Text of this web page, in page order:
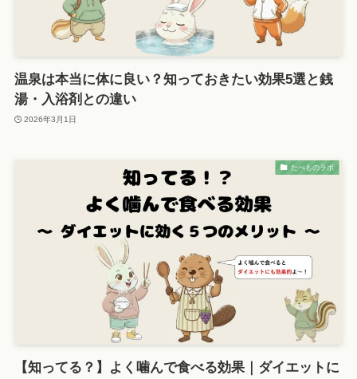
温泉は本当に体に良い？知っておきたい効果5選と銭
湯・入浴剤との違い
2026年3月1日
たべものラボ
【知ってる？】よく噛んで食べる効果｜ダイエットに